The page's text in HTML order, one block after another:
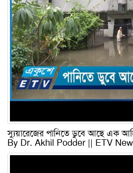
স্যুয়ারেজের পানিতে ডুবে আছে এক
By Dr. Akhil Podder || ETV